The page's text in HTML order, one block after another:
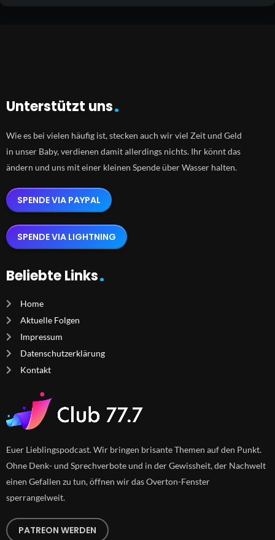
Unterstützt uns
Wie es bei vielen häufig ist, stecken auch wir viel Zeit und Geld
in unser Baby, verdienen damit allerdings nichts. Ihr könnt das
ändern und uns mit einer kleinen Spende über Wasser halten.
SPENDE VIA PAYPAL
SPENDE VIA LIGHTNING
Beliebte Links
Home
Aktuelle Folgen
Impressum
Datenschutzerklärung
Kontakt
Euer Lieblingspodcast. Wir bringen brisante Themen auf den Punkt.
Ohne Denk- und Sprechverbote und in der Gewissheit, der Nachwelt
einen Gefallen zu tun, öffnen wir das Overton-Fenster
sperrangelweit.
PATREON WERDEN